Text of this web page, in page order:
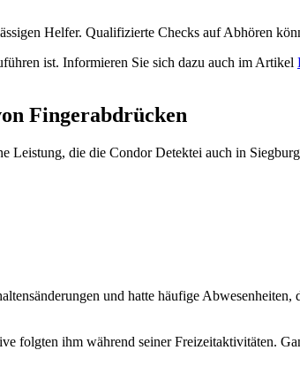
Helfer. Qualifizierte Checks auf Abhören
ist. Informieren Sie sich dazu auch im Artikel
Fingerabdrücken
Leistung, die die Condor Detektei auch in
und hatte häufige Abwesenheiten,
folgten ihm während seiner Freizeitaktivitäten.